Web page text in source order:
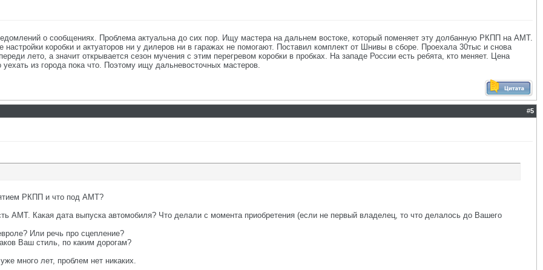
о сообщениях. Проблема актуальна до сих пор. Ищу мастера на дальнем востоке, который поменяет эту долбанную РКПП на АМТ.
настройки коробки и актуаторов ни у дилеров ни в гаражах не помогают. Поставил комплект от Шнивы в сборе. Проехала 30тыс и снова
лето, а значит открывается сезон мучения с этим перегревом коробки в пробках. На западе России есть ребята, кто меняет. Цена
уехать из города пока что. Поэтому ищу дальневосточных мастеров.
#5
РКПП и что под АМТ?
АМТ. Какая дата выпуска автомобиля? Что делали с момента приобретения (если не первый владелец, то что делалось до Вашего
Или речь про сцепление?
Ваш стиль, по каким дорогам?
много лет, проблем нет никаких.